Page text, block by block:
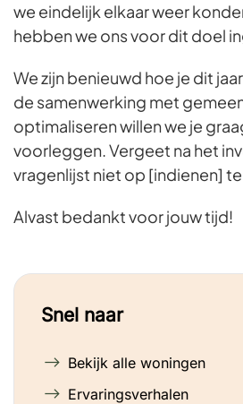
we eindelijk elkaar weer
hebben we ons voor dit doel
We zijn benieuwd hoe je dit
de samenwerking met
optimaliseren willen we je
voorleggen. Vergeet na het
vragenlijst niet op [indienen]
Alvast bedankt voor jouw tijd!
Snel naar
Bekijk alle woningen
Ervaringsverhalen